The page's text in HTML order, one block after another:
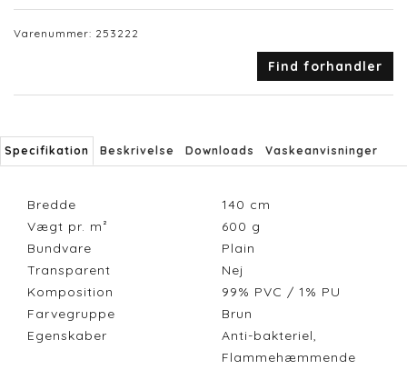
Varenummer: 253222
Find forhandler
Specifikation Beskrivelse Downloads Vaskeanvisninger
Bredde 140 cm
Vægt pr. m²
600 g
Bundvare
Plain
Transparent
Nej
Komposition
99% PVC / 1% PU
Farvegruppe
Brun
Egenskaber
Anti-bakteriel,
Flammehæmmende